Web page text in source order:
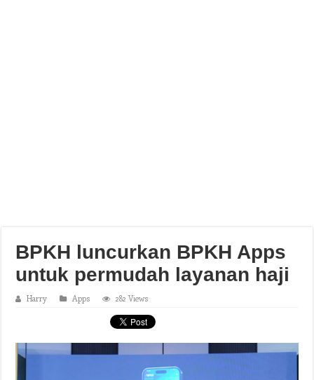
BPKH luncurkan BPKH Apps
untuk permudah layanan haji
Harry Apps 282 Views